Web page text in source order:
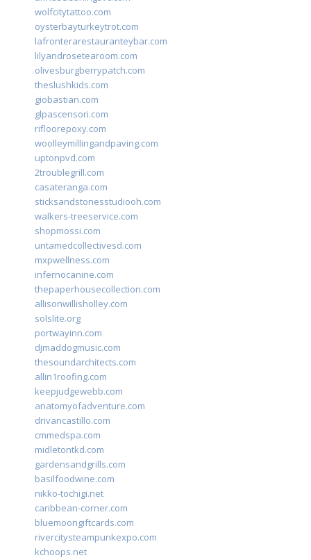
wolfcitytattoo.com
oysterbayturkeytrot.com
lafronterarestauranteybar.com
lilyandrosetearoom.com
olivesburgberrypatch.com
theslushkids.com
giobastian.com
glpascensori.com
rifloorepoxy.com
woolleymillingandpaving.com
uptonpvd.com
2troublegrill.com
casateranga.com
sticksandstonesstudiooh.com
walkers-treeservice.com
shopmossi.com
untamedcollectivesd.com
mxpwellness.com
infernocanine.com
thepaperhousecollection.com
allisonwillisholley.com
solslite.org
portwayinn.com
djmaddogmusic.com
thesoundarchitects.com
allin1roofing.com
keepjudgewebb.com
anatomyofadventure.com
drivancastillo.com
cmmedspa.com
midletontkd.com
gardensandgrills.com
basilfoodwine.com
nikko-tochigi.net
caribbean-corner.com
bluemoongiftcards.com
rivercitysteampunkexpo.com
kchoops.net